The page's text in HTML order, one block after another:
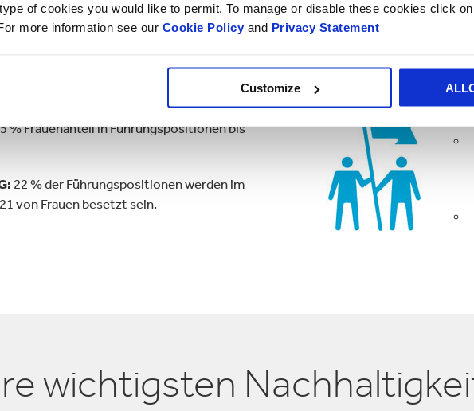
of cookies you would like to permit. To manage or disable these cookies click
more information see our Cookie Policy and Privacy Statement
Customize
Verringerung der Abfalldeponieintensität
% seit 2013.
% Frauenanteil in Führungspositionen bis
22 % der Führungspositionen werden im
von Frauen besetzt sein.
wichtigsten